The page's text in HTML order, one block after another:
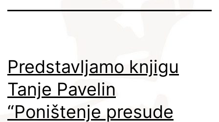
Predstavljamo knjigu
Tanje Pavelin
“Poništenje presude